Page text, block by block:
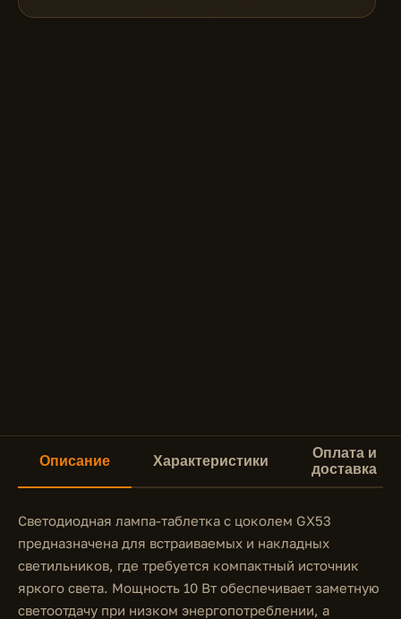
Описание Характеристики
Оплата и
доставка
Светодиодная лампа-таблетка с цоколем GX53
предназначена для встраиваемых и накладных
светильников, где требуется компактный источник
яркого света. Мощность 10 Вт обеспечивает заметную
светоотдачу при низком энергопотреблении, а